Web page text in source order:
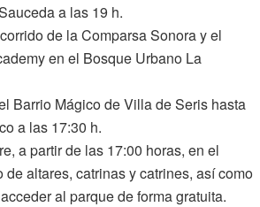
a las 19 h.
de la Comparsa Sonora y el
en el Bosque Urbano La
Barrio Mágico de Villa de Seris hasta
a las 17:30 h.
a partir de las 17:00 horas, en el
altares, catrinas y catrines, así como
al parque de forma gratuita.